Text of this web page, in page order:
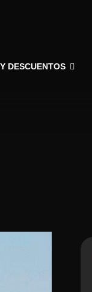
DESCUENTOS